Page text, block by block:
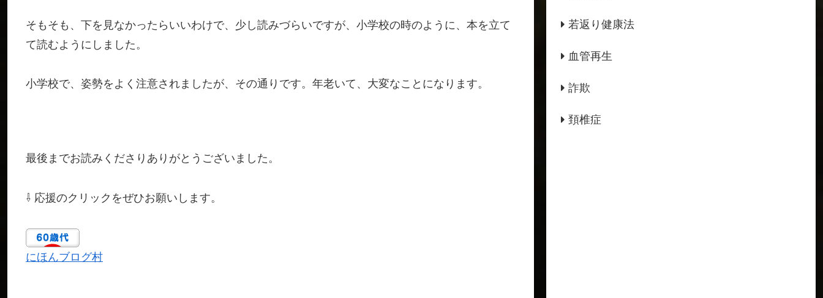
そもそも、下を見なかったらいいわけで、少し読みづらいですが、小学校の時のように、本を立て
て読むようにしました。
小学校で、姿勢をよく注意されましたが、その通りです。年老いて、大変なことになります。
最後までお読みくださりありがとうございました。
⇩ 応援のクリックをぜひお願いします。
にほんブログ村
若返り健康法
血管再生
詐欺
頚椎症